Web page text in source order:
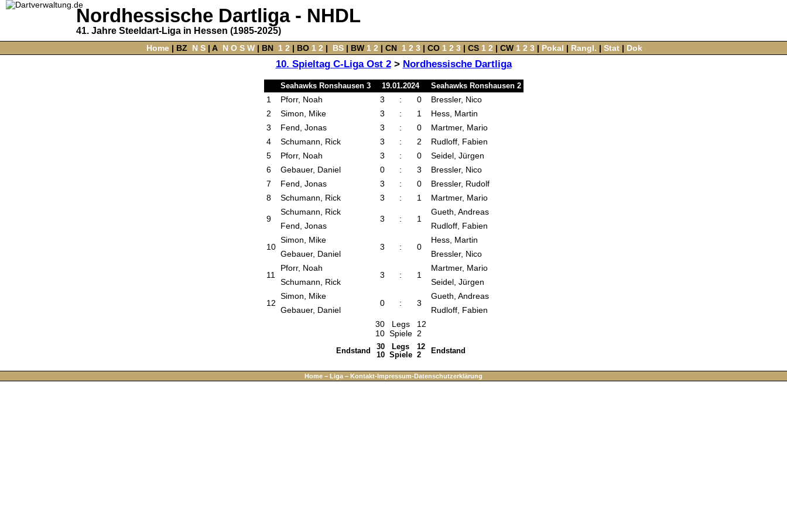
Nordhessische Dartliga - NHDL
41. Jahre Steeldart-Liga in Hessen (1985-2025)
Home‌ | BZ N S‌ | A‌ N O S W‌ | BN‌ 1 2 | BO‌ 1 2 | BS| BW‌ 1 2 ‌ | CN‌ 1 2 3| CO‌ 1 2 3| CS‌ 1 2 | CW‌ 1 2 3‌ |‌ Pokal ‌ |‌ Rangl. ‌ |‌ Stat‌ |‌ Dok
10. Spieltag C-Liga Ost 2> Nordhessische Dartliga
Seahawks Ronshausen 3 19.01.2024 Seahawks Ronshausen 2
1 Pforr, Noah 3 : 0
Bressler, Nico
2
Simon, Mike 3 : 1
Hess, Martin
3
Fend, Jonas 3 : 0
Martmer, Mario
4
Schumann, Rick 3 : 2
Rudloff, Fabien
5
Pforr, Noah 3 : 0
Seidel, Jürgen
6
Gebauer, Daniel 0 : 3
Bressler, Nico
7
Fend, Jonas 3 : 0
Bressler, Rudolf
8
Schumann, Rick 3 : 1 Martmer, Mario
9
Schumann, Rick
3 : 1
Gueth, Andreas
Fend, Jonas
Rudloff, Fabien
10
Simon, Mike
3 : 0
Hess, Martin
Gebauer, Daniel
Bressler, Nico
11
Pforr, Noah
3 : 1
Martmer, Mario
Schumann, Rick
Seidel, Jürgen
12
Simon, Mike
0 : 3
Gueth, Andreas
Gebauer, Daniel
Rudloff, Fabien
30
10
Legs
Spiele
12
2
Endstand
30
10
Legs
Spiele
12
2
Endstand
Home − Liga − Kontakt-Impressum-Datenschutzerklärung